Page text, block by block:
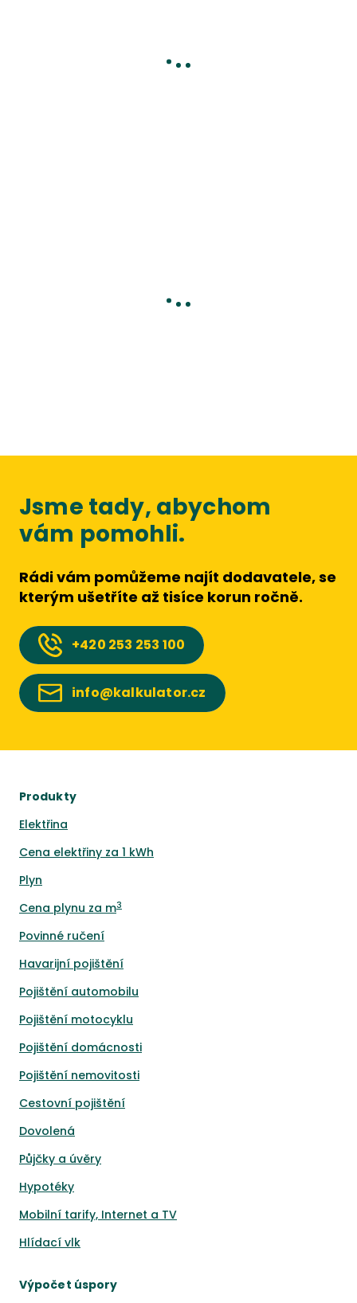
Jsme tady, abychom
vám pomohli.
Rádi vám pomůžeme najít dodavatele, se
kterým ušetříte až tisíce korun ročně.
+420 253 253 100
info@kalkulator.cz
Produkty
Elektřina
Cena elektřiny za 1 kWh
Plyn
Cena plynu za m3
Povinné ručení
Havarijní pojištění
Pojištění automobilu
Pojištění motocyklu
Pojištění domácnosti
Pojištění nemovitosti
Cestovní pojištění
Dovolená
Půjčky a úvěry
Hypotéky
Mobilní tarify, Internet a TV
Hlídací vlk
Výpočet úspory